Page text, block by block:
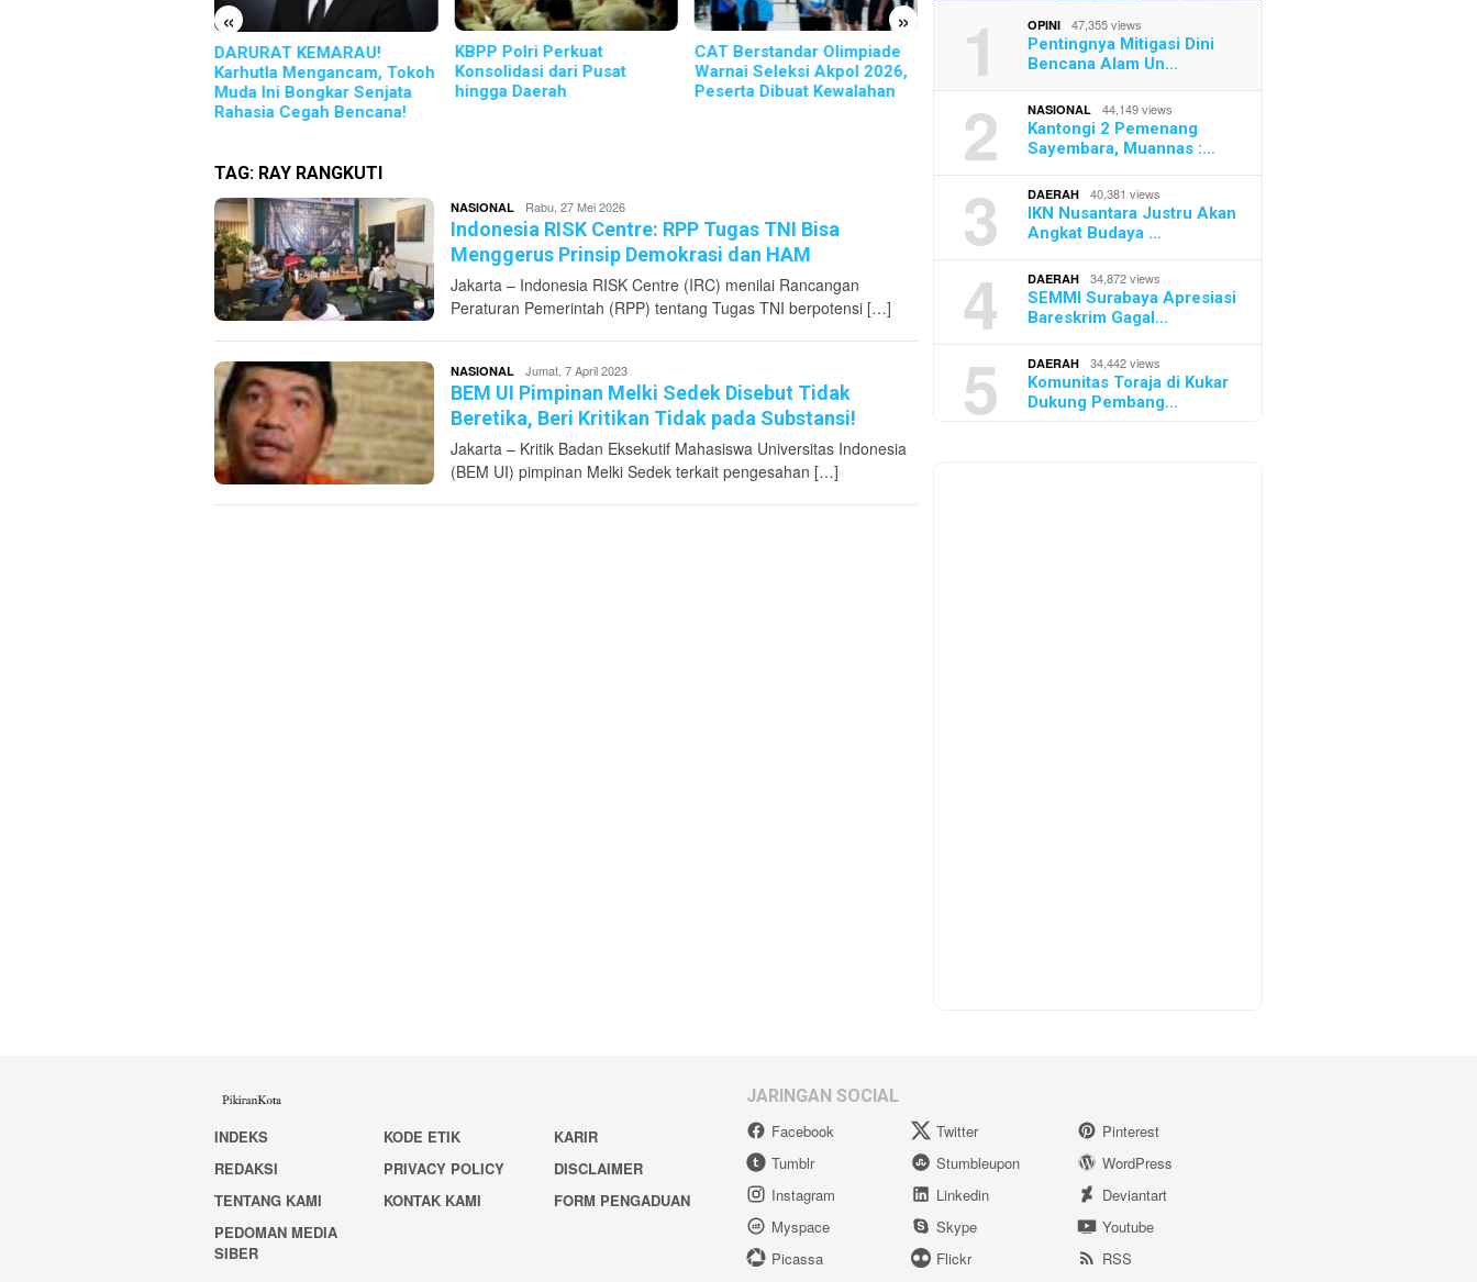
« »
KBPP Polri Perkuat
Konsolidasi dari Pusat
hingga Daerah
CAT Berstandar Olimpiade
Warnai Seleksi Akpol 2026,
Peserta Dibuat Kewalahan
Kematian Sutrimo, Koalisi
Minta Negara Pastikan
Keadilan bagi Korban
SETARA Institute Dorong
Penanganan Kasus Febrie
DARURAT KEMARAU!
Karhutla Mengancam, Tokoh
TAG: RAY RANGKUTI
NASIONAL Redaktur
Pikirankota
Rabu, 27 Mei 2026
Indonesia RISK Centre: RPP Tugas TNI Bisa
Menggerus Prinsip Demokrasi dan HAM
Jakarta – Indonesia RISK Centre (IRC) menilai Rancangan
Peraturan Pemerintah (RPP) tentang Tugas TNI berpotensi […]
NASIONAL superadmin
Jumat, 7 April 2023
BEM UI Pimpinan Melki Sedek Disebut Tidak
Beretika, Beri Kritikan Tidak pada Substansi!
Jakarta – Kritik Badan Eksekutif Mahasiswa Universitas Indonesia
(BEM UI) pimpinan Melki Sedek terkait pengesahan […]
1 OPINI 47,355 views
Pentingnya Mitigasi Dini
Bencana Alam Un…
2 NASIONAL 44,149 views
Kantongi 2 Pemenang
Sayembara, Muannas :…
3 DAERAH 40,381 views
IKN Nusantara Justru Akan
Angkat Budaya …
4 DAERAH 34,872 views
SEMMI Surabaya Apresiasi
Bareskrim Gagal…
5 DAERAH 34,442 views
Komunitas Toraja di Kukar
Dukung Pembang…
INDEKS KODE ETIK
KARIR
REDAKSI
PRIVACY POLICY
DISCLAIMER
TENTANG KAMI
KONTAK KAMI
FORM PENGADUAN
PEDOMAN MEDIA
SIBER
JARINGAN SOCIAL
Facebook
Twitter
Pinterest
Tumblr
Stumbleupon
WordPress
Instagram
Linkedin
Deviantart
Myspace
Skype
Youtube
Picassa
Flickr RSS